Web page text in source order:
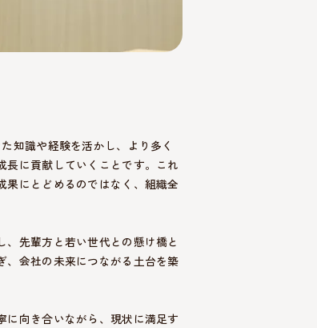
知識や経験を活かし、より多く
長に貢献していくことです。これ
果にとどめるのではなく、組織全
先輩方と若い世代との懸け橋と
、会社の未来につながる土台を築
に向き合いながら、現状に満足す